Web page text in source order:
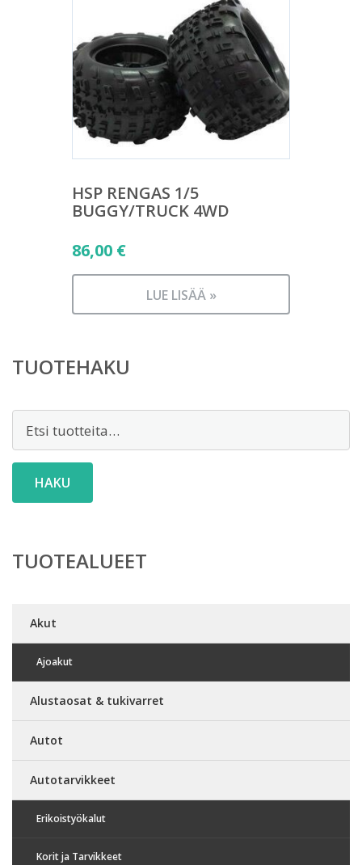
HSP RENGAS 1/5
BUGGY/TRUCK 4WD
86,00 €
LUE LISÄÄ »
TUOTEHAKU
HAKU
TUOTEALUEET
Akut
Ajoakut
Alustaosat & tukivarret
Autot
Autotarvikkeet
Erikoistyökalut
Korit ja Tarvikkeet